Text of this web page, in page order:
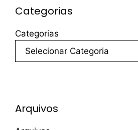
Categorias
Categorias
Arquivos